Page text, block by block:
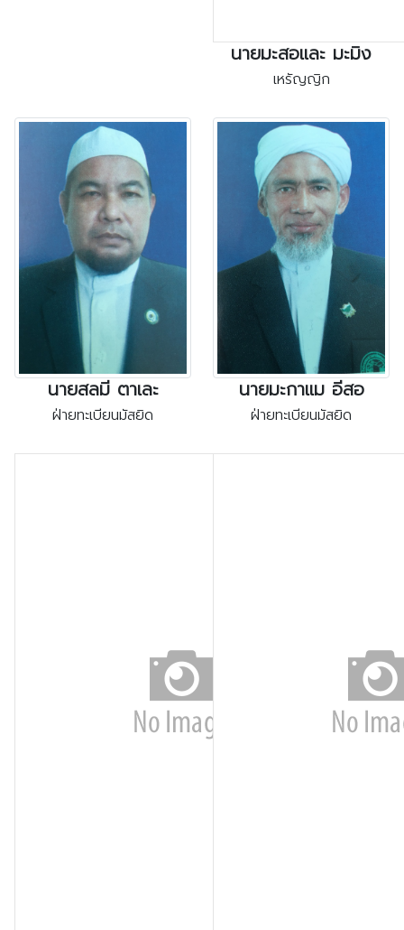
นายมะสอและ มะมิง
เหรัญญิก
นายสลมี ตาเละ
ฝ่ายทะเบียนมัสยิด
นายมะกาแม อีสอ
ฝ่ายทะเบียนมัสยิด